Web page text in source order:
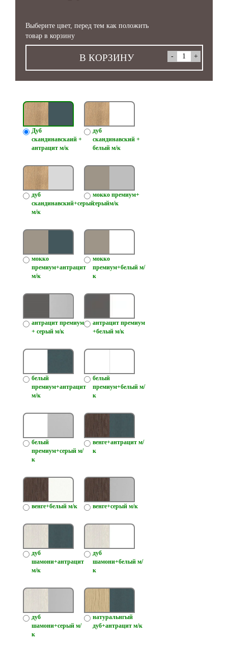
Выберите цвет, перед тем как положить
товар в корзину
В КОРЗИНУ
Дуб
скандинавскаий +
антрацит м/к
дуб
скандинавский +
белый м/к
дуб
скандинавский+серый
м/к
мокко премиум+
серыйм/к
мокко
премиум+антрацит
м/к
мокко
премиум+белый м/
к
антрацит премиум
+ серый м/к
антрацит премиум
+белый м/к
белый
премиум+антрацит
м/к
белый
премиум+белый м/
к
белый
премиум+серый м/
к
венге+антрацит м/
к
венге+белый м/к венге+серый м/к
дуб
шамони+антрацит
м/к
дуб
шамони+белый м/
к
дуб
шамони+серый м/
к
натуральнгый
дуб+антрацит м/к